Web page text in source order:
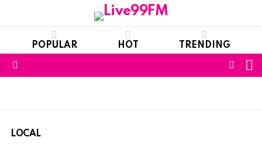
POPULAR HOT TRENDING
LOCAL